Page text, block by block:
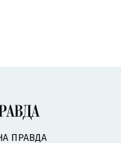
ПРАВДА